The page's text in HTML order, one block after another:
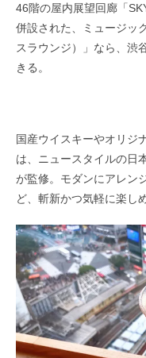
46階の屋内展望回廊「
併設された、ミュージッ
スラウンジ）」なら、渋
きる。
国産ウイスキーやオリジ
は、ニュースタイルの日
が監修。モダンにアレン
ど、斬新かつ気軽に楽し